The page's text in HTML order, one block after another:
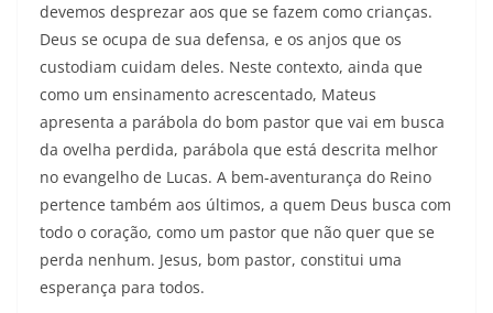
devemos desprezar aos que se fazem como crianças.
Deus se ocupa de sua defensa, e os anjos que os
custodiam cuidam deles. Neste contexto, ainda que
como um en­sinamento acrescentado, Mateus
apresenta a parábola do bom pastor que vai em busca
da ovelha perdida, parábola que está descrita melhor
no evangelho de Lucas. A bem-a­venturança do Reino
pertence também aos últimos, a quem Deus busca com
todo o coração, como um pas­tor que não quer que se
perda nenhum. Jesus, bom pastor, constitui uma
esperança para todos.